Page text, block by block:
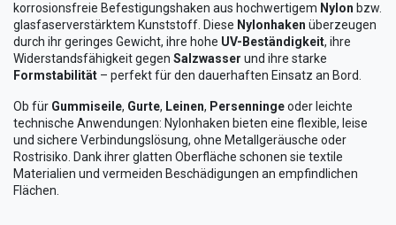
korrosionsfreie Befestigungshaken aus hochwertigem Nylon bzw.
glasfaserverstärktem Kunststoff. Diese Nylonhaken überzeugen
durch ihr geringes Gewicht, ihre hohe UV-Beständigkeit, ihre
Widerstandsfähigkeit gegen Salzwasser und ihre starke
Formstabilität – perfekt für den dauerhaften Einsatz an Bord.
Ob für Gummiseile, Gurte, Leinen, Persenningeoder leichte
technische Anwendungen: Nylonhaken bieten eine flexible, leise
und sichere Verbindungslösung, ohne Metallgeräusche oder
Rostrisiko. Dank ihrer glatten Oberfläche schonen sie textile
Materialien und vermeiden Beschädigungen an empfindlichen
Flächen.